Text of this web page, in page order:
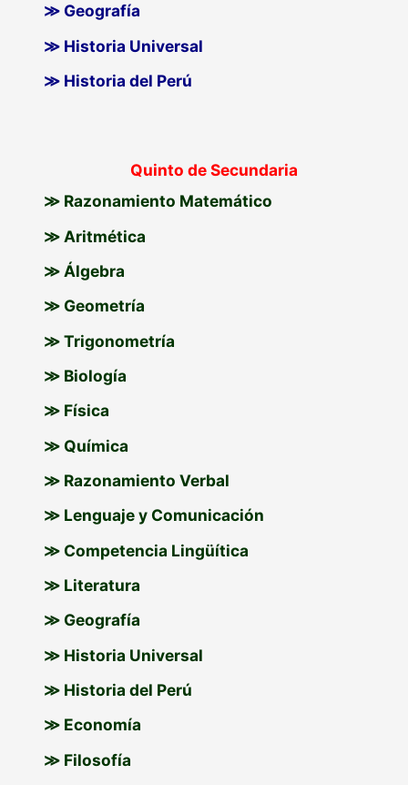
≫ Geografía
≫ Historia Universal
≫ Historia del Perú
Quinto de Secundaria
≫ Razonamiento Matemático
≫ Aritmética
≫ Álgebra
≫ Geometría
≫ Trigonometría
≫ Biología
≫ Física
≫ Química
≫ Razonamiento Verbal
≫ Lenguaje y Comunicación
≫ Competencia Lingüítica
≫ Literatura
≫ Geografía
≫ Historia Universal
≫ Historia del Perú
≫ Economía
≫ Filosofía